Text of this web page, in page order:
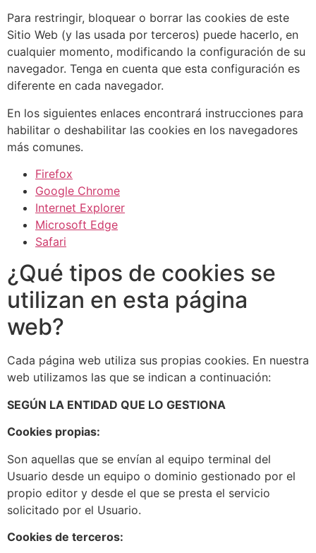
Para restringir, bloquear o borrar las cookies de este
Sitio Web (y las usada por terceros) puede hacerlo, en
cualquier momento, modificando la configuración de su
navegador. Tenga en cuenta que esta configuración es
diferente en cada navegador.
En los siguientes enlaces encontrará instrucciones para
habilitar o deshabilitar las cookies en los navegadores
más comunes.
Firefox
Google Chrome
Internet Explorer
Microsoft Edge
Safari
¿Qué tipos de cookies se
utilizan en esta página
web?
Cada página web utiliza sus propias cookies. En nuestra
web utilizamos las que se indican a continuación:
SEGÚN LA ENTIDAD QUE LO GESTIONA
Cookies propias:
Son aquellas que se envían al equipo terminal del
Usuario desde un equipo o dominio gestionado por el
propio editor y desde el que se presta el servicio
solicitado por el Usuario.
Cookies de terceros: